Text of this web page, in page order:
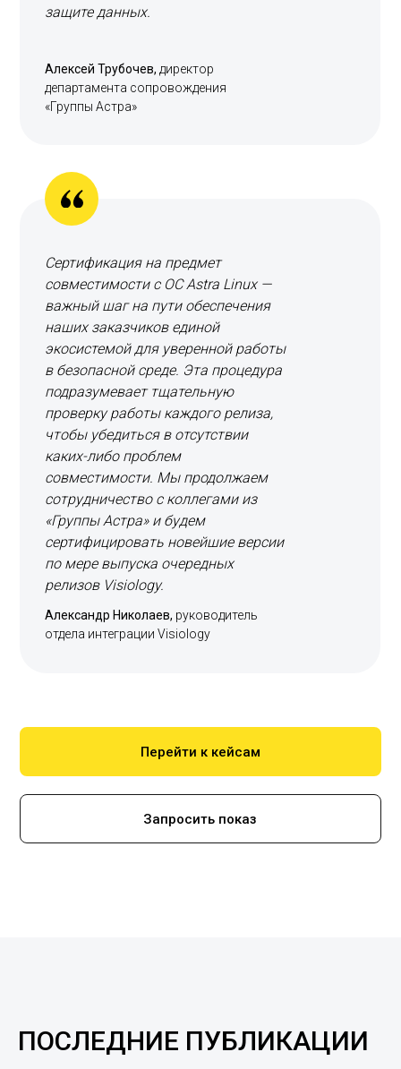
защите данных.
Алексей Трубочев, директор
департамента сопровождения
«Группы Астра»
Сертификация на предмет
совместимости с ОС Astra Linux —
важный шаг на пути обеспечения
наших заказчиков единой
экосистемой для уверенной работы
в безопасной среде. Эта процедура
подразумевает тщательную
проверку работы каждого релиза,
чтобы убедиться в отсутствии
каких-либо проблем
совместимости. Мы продолжаем
сотрудничество с коллегами из
«Группы Астра» и будем
сертифицировать новейшие версии
по мере выпуска очередных
релизов Visiology.
Александр Николаев, руководитель
отдела интеграции Visiology
Перейти к кейсам
Запросить показ
ПОСЛЕДНИЕ ПУБЛИКАЦИИ